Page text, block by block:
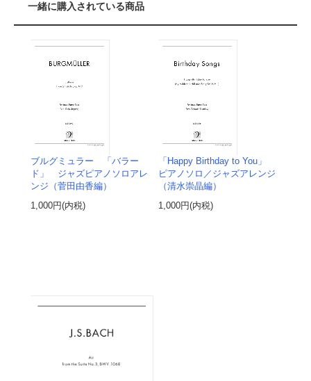
一緒に購入されている商品
ブルグミュラー 「バラー
ド」 ジャズピアノソロアレ
ンジ（菅田由香編）
1,000円(内税)
「Happy Birthday to You」
ピアノソロ／ジャズアレンジ
（清水崇晶編）
1,000円(内税)